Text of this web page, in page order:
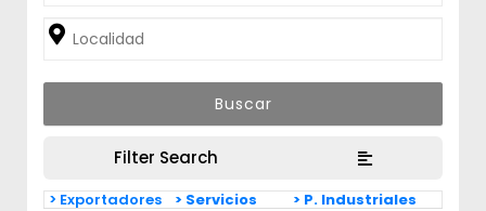
Filter Search
> Exportadores > Servicios > P. Industriales